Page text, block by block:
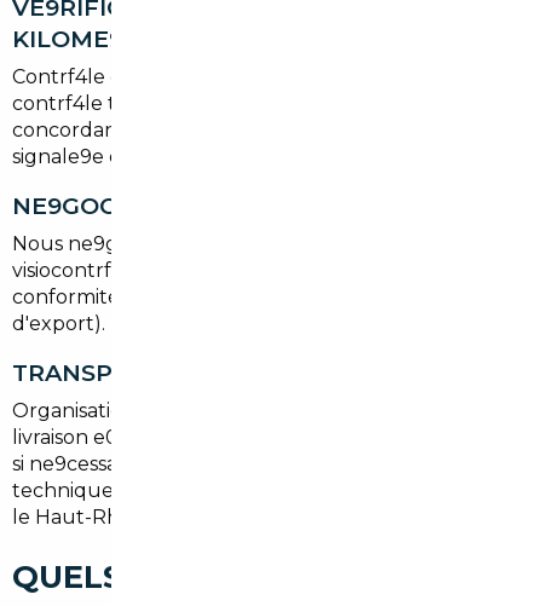
VE9RIFICATION HISTORIQUE ET
KILOME9TRAGE
Contrf4le des carnets d'entretien, certificats de
contrf4le technique, rapports d'accidents et
concordance du kilome9trage. Toute anomalie est
signale9e et discute9e avant engagement.
NE9GOCIATION ET ACHAT
Nous ne9gocions le meilleur prix, organisons les
visiocontrf4les et ve9rifions e9galement la
conformité administrative (factures, certificats
d'export).
TRANSPORT ET IMMATRICULATION
Organisation du transport jusqu'e0 Sausheim ou
livraison e0 domicile, formalite9s de de9douanement
si ne9cessaire, re9gularisation de la TVA, contrf4le
technique frane7ais et demande de carte grise dans
le Haut-Rhin.
QUELS TYPES DE VOITURES